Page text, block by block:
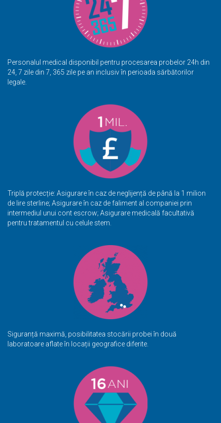
Personalul medical disponibil pentru procesarea probelor 24h din
24, 7 zile din 7, 365 zile pe an inclusiv în perioada sărbătorilor
legale.
Triplă protecție: Asigurare în caz de neglijență de până la 1 milion
de lire sterline; Asigurare în caz de faliment al companiei prin
intermediul unui cont escrow; Asigurare medicală facultativă
pentru tratamentul cu celule stem
Siguranță maximă, posibilitatea stocării probei în două
laboratoare aflate în locații geografice diferite.